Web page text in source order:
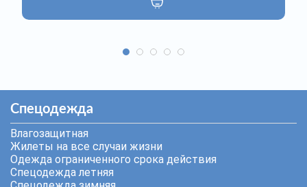
Спецодежда
Влагозащитная
Жилеты на все случаи жизни
Одежда ограниченного срока действия
Спецодежда летняя